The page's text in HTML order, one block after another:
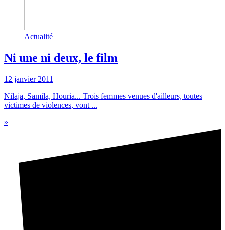
Actualité
Ni une ni deux, le film
12 janvier 2011
Nilaja, Samila, Houria... Trois femmes venues d'ailleurs, toutes
victimes de violences, vont ...
»